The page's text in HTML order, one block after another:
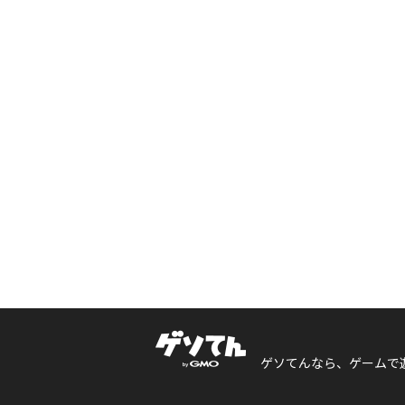
ゲソてんなら、ゲームで